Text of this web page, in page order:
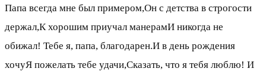
Папа всегда мне был примером,Он с детства в строгости
держал,К хорошим приучал манерамИ никогда не
обижал! Тебе я, папа, благодарен.И в день рождения
хочуЯ пожелать тебе удачи,Сказать, что я тебя люблю! И